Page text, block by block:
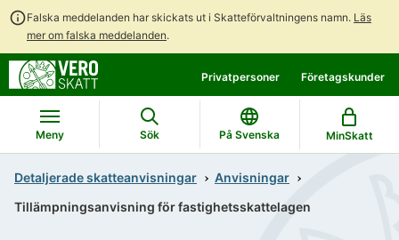
Falska meddelanden har skickats ut i Skatteförvaltningens namn. Läs
mer om falska meddelanden.
direkt
till
innehållet
till
hela
webbplatsens
sökning
Privatpersoner Företagskunder
Meny Sök På Svenska MinSkatt
Detaljerade skatteanvisningar
Anvisningar
Tillämpningsanvisning för fastighetsskattelagen